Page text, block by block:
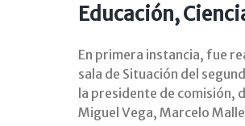
Educación,
En primera instancia, fue
sala de Situación del
la presidente de comisión,
Miguel Vega, Marcelo